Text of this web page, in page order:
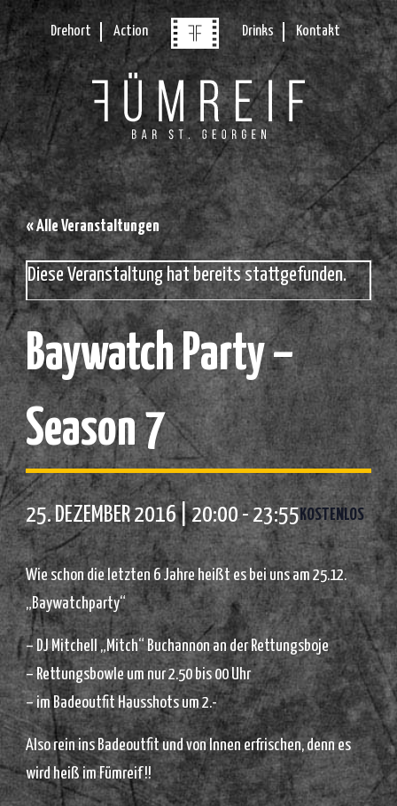
Drehort Action Drinks Kontakt
« Alle Veranstaltungen
Diese Veranstaltung hat bereits stattgefunden.
Baywatch Party –
Season 7
25. DEZEMBER 2016 | 20:00-23:55 KOSTENLOS
Wie schon die letzten 6 Jahre heißt es bei uns am 25.12.
„Baywatchparty“
– DJ Mitchell „Mitch“ Buchannon an der Rettungsboje
– Rettungsbowle um nur 2.50 bis 00 Uhr
– im Badeoutfit Hausshots um 2.-
Also rein ins Badeoutfit und von Innen erfrischen, denn es
wird heiß im Fümreif !!